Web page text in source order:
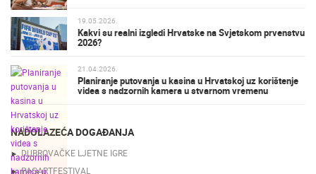
19.05.2026.
Kakvi su realni izgledi Hrvatske na Svjetskom prvenstvu
2026?
21.04.2026.
Planiranje putovanja u kasina u Hrvatskoj uz korištenje
videa s nadzornih kamera u stvarnom vremenu
NADOLAZEĆA DOGAĐANJA
DUBROVAČKE LJETNE IGRE
PAGARTFESTIVAL